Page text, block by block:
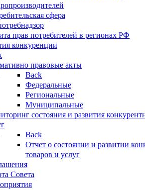
сфера
прав потребителей в регионах РФ
конкуренции
правовые акты
Back
Федеральные
Региональные
Муниципальные
состояния и развития
Back
Отчет о состоянии и развитии
товаров и услуг
Совета